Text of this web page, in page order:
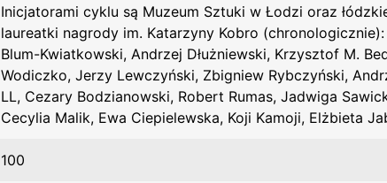
Inicjatorami cyklu są Muzeum Sztuki w Łodzi oraz
laureatki nagrody im. Katarzyny Kobro
Blum-Kwiatkowski, Andrzej Dłużniewski, Krzysztof M.
Wodiczko, Jerzy Lewczyński, Zbigniew Rybczyński,
LL, Cezary Bodzianowski, Robert Rumas, Jadwiga
Cecylia Malik, Ewa Ciepielewska, Koji Kamoji, Elżbieta
100